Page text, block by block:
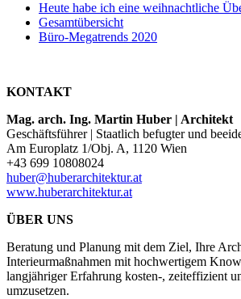
Heute habe ich eine weihnachtliche
Gesamtübersicht
Büro-Megatrends 2020
KONTAKT
Mag. arch. Ing. Martin Huber | Architekt
Geschäftsführer | Staatlich befugter und
Am Europlatz 1/Obj. A, 1120 Wien
+43 699 10808024
huber@huberarchitektur.at
www.huberarchitektur.at
ÜBER UNS
Beratung und Planung mit dem Ziel, Ihre
Interieurmaßnahmen mit hochwertigem
langjähriger Erfahrung kosten-, zeiteffizient
umzusetzen.